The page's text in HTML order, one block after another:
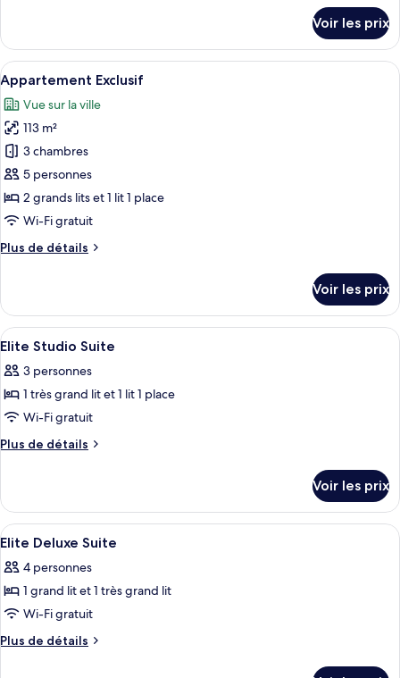
le
type
de
chambre
Appartement
Exécutif
Voir les prix
Afficher
toutes
les
photos
pour
ce
type
de
chambre :
Appartement
Appartement Exclusif | Vue sur la ville
31
Appartement Exclusif
Vue sur la ville
113 m²
3 chambres
5 personnes
2 grands lits et 1 lit 1 place
Wi-Fi gratuit
Plus de détails
Plus
le
type
de
Appartement
Exclusif
Voir les prix
Afficher
toutes
les
photos
pour
ce
chambre :
Elite
Studio
Suite
Literie de qualité supérieure, bureau,
38
Elite Studio Suite
3 personnes
1 très grand lit et 1 lit 1 place
Wi-Fi gratuit
Plus de détails
Plus
le
type
de
Elite
Studio
Voir les prix
Afficher
toutes
les
photos
pour
ce
Literie de qualité supérieure, bureau,
27
Elite Deluxe Suite
4 personnes
1 grand lit et 1 très grand lit
Wi-Fi gratuit
Plus de détails
Plus